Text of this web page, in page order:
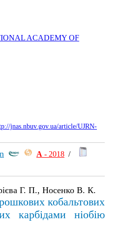
ACADEMY OF
jnas.nbuv.gov.ua/article/UJRN-
А - 2018 /
Г. П., Носенко В. К.
кобальтових
карбідами ніобію